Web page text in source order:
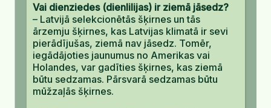
Vai dienziedes (dienlilijas) ir ziemā jāsedz?
– Latvijā selekcionētās šķirnes un tās
ārzemju šķirnes, kas Latvijas klimatā ir sevi
pierādījušas, ziemā nav jāsedz. Tomēr,
iegādājoties jaunumus no Amerikas vai
Holandes, var gadīties šķirnes, kas ziemā
būtu sedzamas. Pārsvarā sedzamas būtu
mūžzaļās šķirnes.